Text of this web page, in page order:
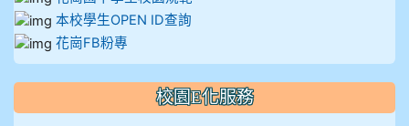
本校學生OPEN ID查詢
花崗FB粉專
校園E化服務